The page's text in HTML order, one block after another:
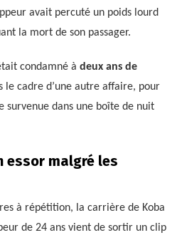
avait percuté un poids lourd
la mort de son passager.
condamné à deux ans de
le cadre d’une autre affaire, pour
survenue dans une boîte de nuit
essor malgré les
à répétition, la carrière de Koba
de 24 ans vient de sortir un clip